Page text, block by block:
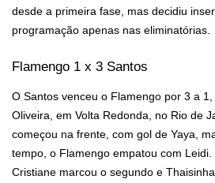
desde a primeira fase, mas decidiu
programação apenas nas eliminatórias.
Flamengo 1 x 3 Santos
O Santos venceu o Flamengo por 3 a
Oliveira, em Volta Redonda, no Rio de
começou na frente, com gol de Yaya,
tempo, o Flamengo empatou com
Cristiane marcou o segundo e